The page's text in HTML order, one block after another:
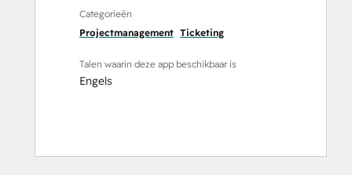
Categorieën
Projectmanagement Ticketing
Talen waarin deze app beschikbaar is
Engels